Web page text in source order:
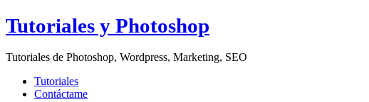
Tutoriales y Photoshop
Tutoriales de Photoshop, Wordpress, Marketing, SEO
Tutoriales
Contáctame